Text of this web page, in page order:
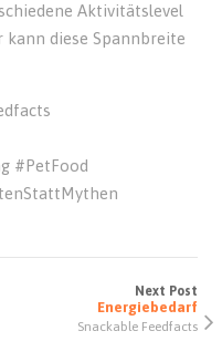
Aktivitätslevel
diese Spannbreite
#PetFood
Next Post
Energiebedarf
Snackable Feedfacts